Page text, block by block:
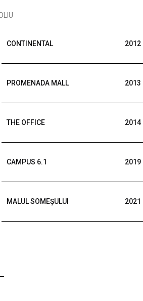
CONTINENTAL 2012
PROMENADA MALL 2013
THE OFFICE 2014
CAMPUS 6.1 2019
MALUL SOMEȘULUI 2021